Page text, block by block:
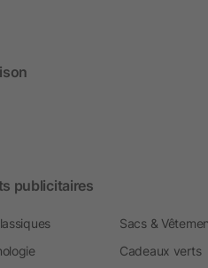
publicitaires
Sacs &
Cadeaux verts